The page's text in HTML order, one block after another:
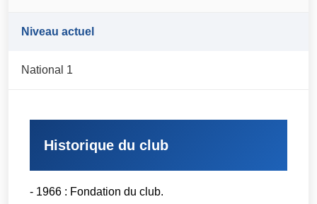
Niveau actuel
National 1
Historique du club
- 1966 : Fondation du club.